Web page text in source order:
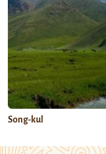
Song-kul